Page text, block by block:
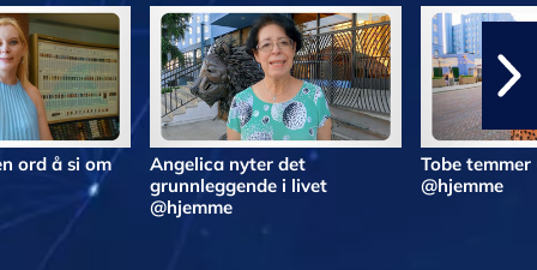
ord å si om
Angelica nyter det
grunnleggende i livet
@hjemme
Tobe
@hjemme